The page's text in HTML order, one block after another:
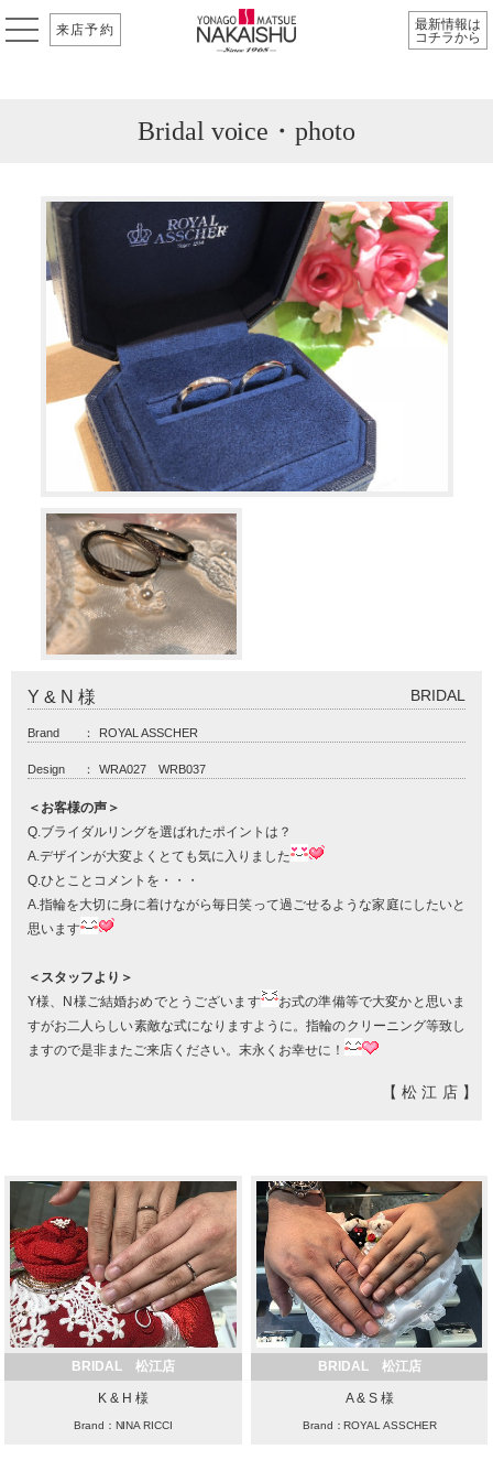
来店予約
最新情報は
コチラから
Bridal voice・photo
Y & N 様 BRIDAL
Brand ： ROYAL ASSCHER
Design ： WRA027 WRB037
＜お客様の声＞
Q.ブライダルリングを選ばれたポイントは？
A.デザインが大変よくとても気に入りました
Q.ひとことコメントを・・・
A.指輪を大切に身に着けながら毎日笑って過ごせるような家庭にしたいと
思います
＜スタッフより＞
Y様、N様ご結婚おめでとうございます
お式の準備等で大変かと思いま
すがお二人らしい素敵な式になりますように。指輪のクリーニング等致し
ますので是非またご来店ください。末永くお幸せに！
【松江店】
BRIDAL 松江店
K & H 様
Brand：NINA RICCI
BRIDAL 松江店
A & S 様
Brand：ROYAL ASSCHER